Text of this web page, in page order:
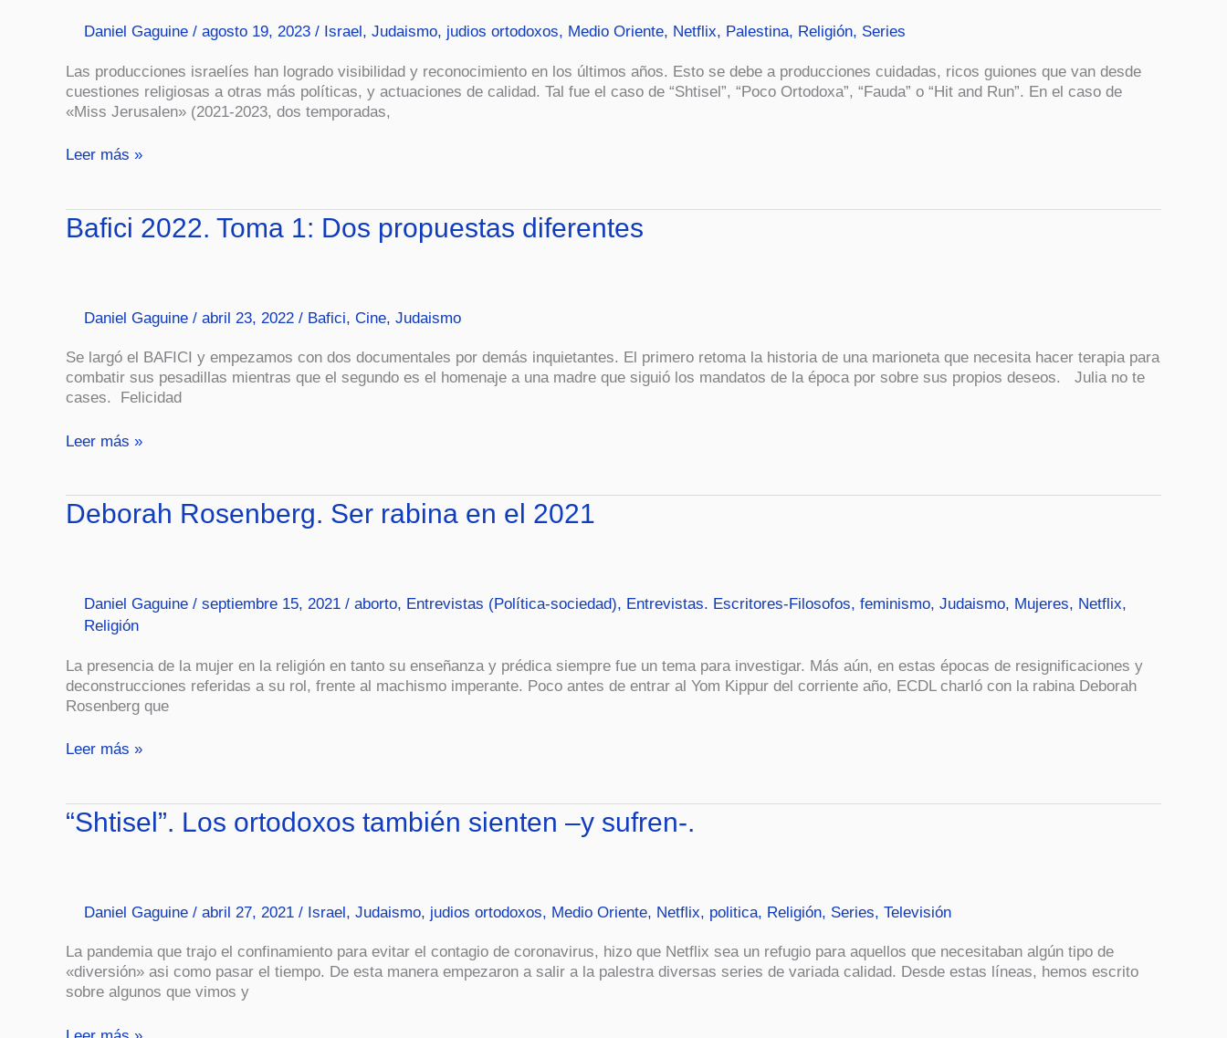
Daniel Gaguine / agosto 19, 2023 / Israel , Judaismo, judios ortodoxos, Medio Oriente, Netflix, Palestina, Religión, Series
Las producciones israelíes han logrado visibilidad y reconocimiento en los últimos años. Esto se debe a producciones cuidadas, ricos guiones que van desde
cuestiones religiosas a otras más políticas, y actuaciones de calidad. Tal fue el caso de “Shtisel”, “Poco Ortodoxa”, “Fauda” o “Hit and Run”. En el caso de
«Miss Jerusalen» (2021-2023, dos temporadas,
Leer más »
Bafici 2022. Toma 1: Dos propuestas diferentes
Daniel Gaguine / abril 23, 2022 / Bafici, Cine, Judaismo
Se largó el BAFICI y empezamos con dos documentales por demás inquietantes. El primero retoma la historia de una marioneta que necesita hacer terapia para
combatir sus pesadillas mientras que el segundo es el homenaje a una madre que siguió los mandatos de la época por sobre sus propios deseos. Julia no te
cases. Felicidad
Bafici
2022.
propuestas
Leer más »
Deborah Rosenberg. Ser rabina en el 2021
Daniel Gaguine / septiembre 15, 2021 / aborto, Entrevistas (Política-sociedad), Entrevistas. Escritores-Filosofos, feminismo, Judaismo, Mujeres, Netflix,
Religión
La presencia de la mujer en la religión en tanto su enseñanza y prédica siempre fue un tema para investigar. Más aún, en estas épocas de resignificaciones y
deconstrucciones referidas a su rol, frente al machismo imperante. Poco antes de entrar al Yom Kippur del corriente año, ECDL charló con la rabina Deborah
Rosenberg que
Deborah
Rosenberg.
2021
Leer más »
“Shtisel”. Los ortodoxos también sienten –y sufren-.
Daniel Gaguine / abril 27, 2021 / Israel, Judaismo, judios ortodoxos, Medio Oriente, Netflix, politica, Religión, Series, Televisión
La pandemia que trajo el confinamiento para evitar el contagio de coronavirus, hizo que Netflix sea un refugio para aquellos que necesitaban algún tipo de
«diversión» asi como pasar el tiempo. De esta manera empezaron a salir a la palestra diversas series de variada calidad. Desde estas líneas, hemos escrito
sobre algunos que vimos y
“Shtisel”.
Los
sufren-.